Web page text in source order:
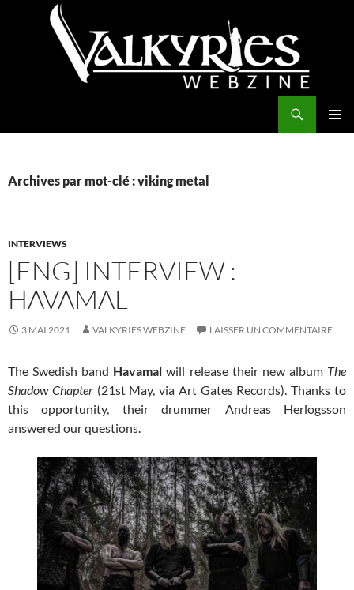
Archives par mot-clé : viking metal
INTERVIEWS
[ENG] INTERVIEW :
HAVAMAL
3 MAI 2021 VALKYRIES WEBZINE LAISSER UN COMMENTAIRE
The Swedish band Havamal will release their new album The
Shadow Chapter(21st May, via Art Gates Records). Thanks to
this opportunity, their drummer Andreas Herlogsson
answered our questions.